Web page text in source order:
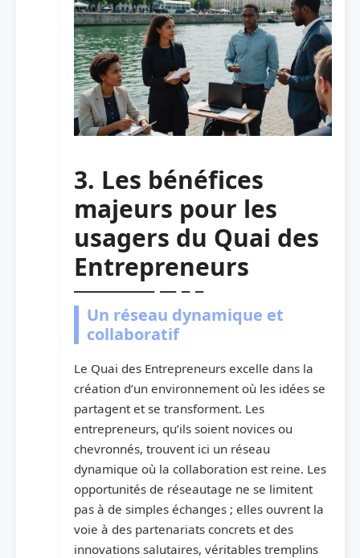
3. Les bénéfices
majeurs pour les
usagers du Quai des
Entrepreneurs
Un réseau dynamique et
collaboratif
Le Quai des Entrepreneurs excelle dans la
création d’un environnement où les idées se
partagent et se transforment. Les
entrepreneurs, qu’ils soient novices ou
chevronnés, trouvent ici un réseau
dynamique où la collaboration est reine. Les
opportunités de réseautage ne se limitent
pas à de simples échanges ; elles ouvrent la
voie à des partenariats concrets et des
innovations salutaires, véritables tremplins